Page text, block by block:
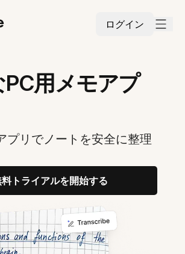
ログイン
用メモアプ
プリでノートを安全に整理
トライアルを開始する